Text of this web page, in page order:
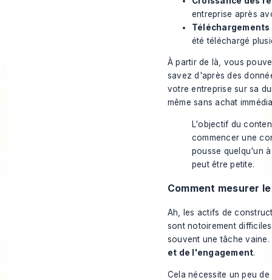
entreprise après
été téléchargé
À partir de là, vous
savez d'après des
votre entreprise sur sa
même sans achat
L'objectif du
commencer une
pousse quelqu'un
peut être petite.
Comment mesurer
Ah, les actifs de
sont notoirement
souvent une tâche
et de l'engagement.
Cela nécessite un peu